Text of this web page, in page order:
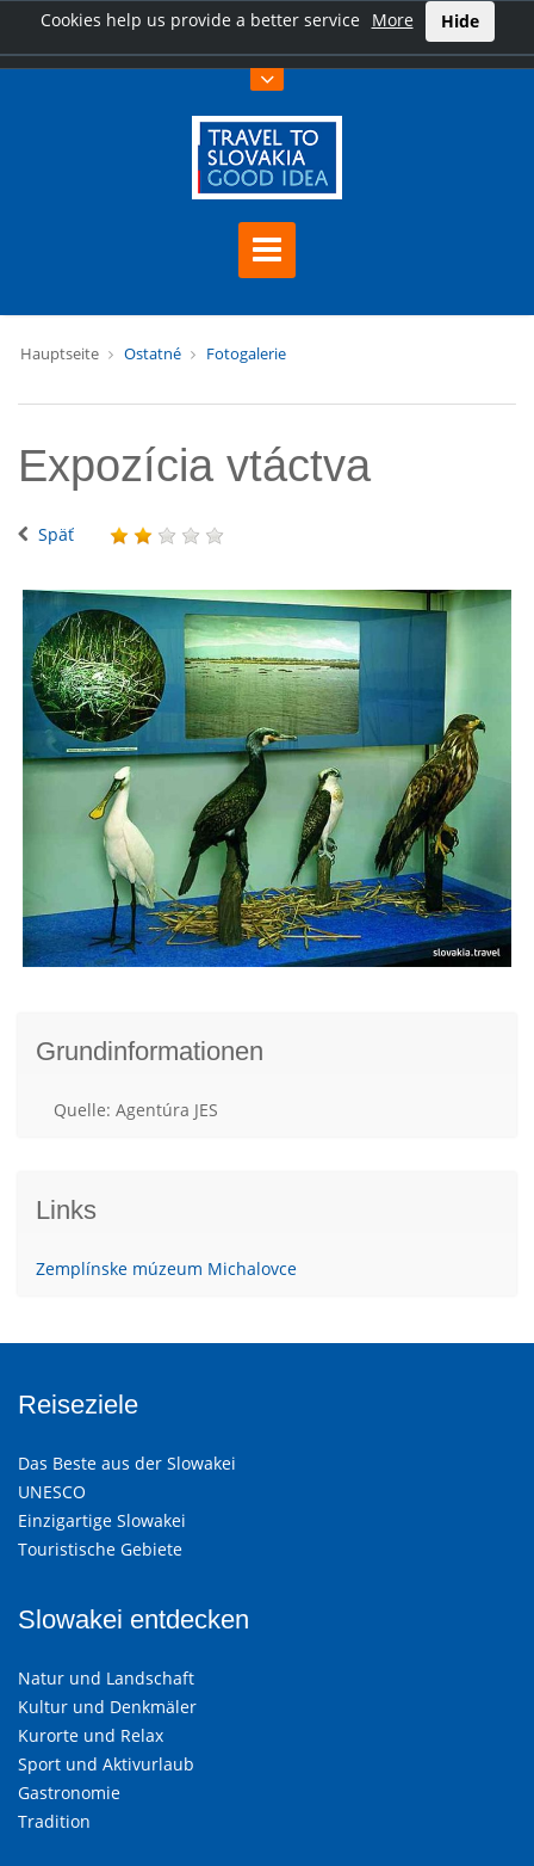
Cookies help us provide a better service More Hide
Hauptseite Ostatné Fotogalerie
Expozícia vtáctva
Späť
Grundinformationen
Quelle: Agentúra JES
Links
Zemplínske múzeum Michalovce
Reiseziele
Das Beste aus der Slowakei
UNESCO
Einzigartige Slowakei
Touristische Gebiete
Slowakei entdecken
Natur und Landschaft
Kultur und Denkmäler
Kurorte und Relax
Sport und Aktivurlaub
Gastronomie
Tradition